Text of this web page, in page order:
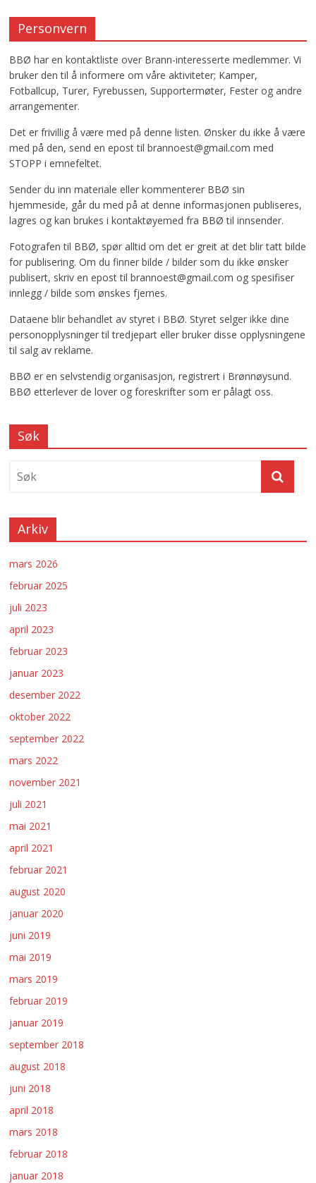
Personvern
BBØ har en kontaktliste over Brann-interesserte medlemmer. Vi
bruker den til å informere om våre aktiviteter; Kamper,
Fotballcup, Turer, Fyrebussen, Supportermøter, Fester og andre
arrangementer.
Det er frivillig å være med på denne listen. Ønsker du ikke å være
med på den, send en epost til brannoest@gmail.com med
STOPP i emnefeltet.
Sender du inn materiale eller kommenterer BBØ sin
hjemmeside, går du med på at denne informasjonen publiseres,
lagres og kan brukes i kontaktøyemed fra BBØ til innsender.
Fotografen til BBØ, spør alltid om det er greit at det blir tatt bilde
for publisering. Om du finner bilde / bilder som du ikke ønsker
publisert, skriv en epost til brannoest@gmail.com og spesifiser
innlegg / bilde som ønskes fjernes.
Dataene blir behandlet av styret i BBØ. Styret selger ikke dine
personopplysninger til tredjepart eller bruker disse opplysningene
til salg av reklame.
BBØ er en selvstendig organisasjon, registrert i Brønnøysund.
BBØ etterlever de lover og foreskrifter som er pålagt oss.
Søk
Arkiv
mars 2026
februar 2025
juli 2023
april 2023
februar 2023
januar 2023
desember 2022
oktober 2022
september 2022
mars 2022
november 2021
juli 2021
mai 2021
april 2021
februar 2021
august 2020
januar 2020
juni 2019
mai 2019
mars 2019
februar 2019
januar 2019
september 2018
august 2018
juni 2018
april 2018
mars 2018
februar 2018
januar 2018